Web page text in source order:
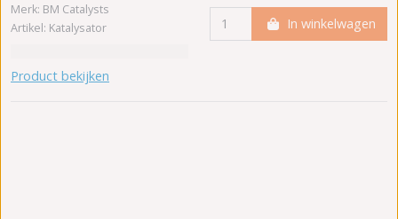
Merk: BM Catalysts
Artikel: Katalysator
Product bekijken
In winkelwagen